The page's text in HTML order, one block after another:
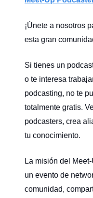
¡Únete a nosotros
esta gran
Si tienes un
o te interesa
podcasting, no te
totalmente gratis.
podcasters, crea
tu conocimiento.
La misión del
un evento de
comunidad,